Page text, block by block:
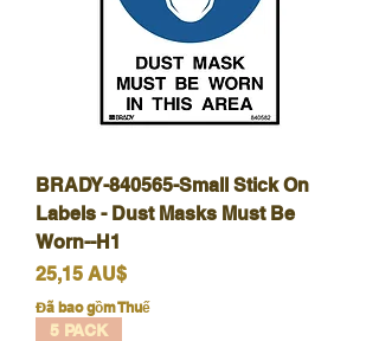
BRADY-840565-Small Stick On
Labels - Dust Masks Must Be
Worn--H1
Giá
25,15 AU$
Đã bao gồm Thuế
5 PACK